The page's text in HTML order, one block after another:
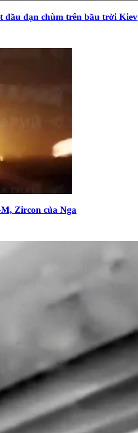
đầu đạn chùm trên bầu trời Kiev
Zircon của Nga